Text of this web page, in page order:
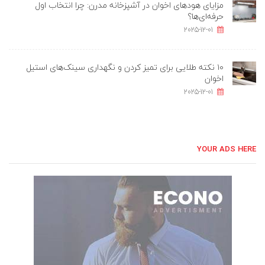
مزایای هودهای اخوان در آشپزخانه مدرن: چرا انتخاب اول
حرفه‌ای‌ها؟
2025-12-01
۱۰ نکته طلایی برای تمیز کردن و نگهداری سینک‌های استیل
اخوان
2025-12-01
YOUR ADS HERE